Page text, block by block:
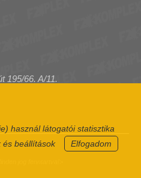
használ látogatói statisztika
és beállítások Elfogadom
195/66. A/11.